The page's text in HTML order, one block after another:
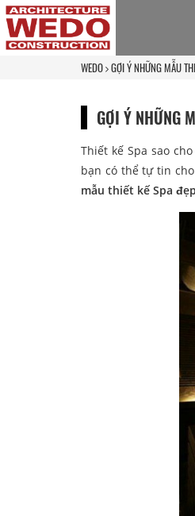
WEDO GỢI Ý NHỮNG MẪU
GỢI Ý NHỮNG
Thiết kế Spa sao
bạn có thể tự tin
mẫu thiết kế Spa đẹp